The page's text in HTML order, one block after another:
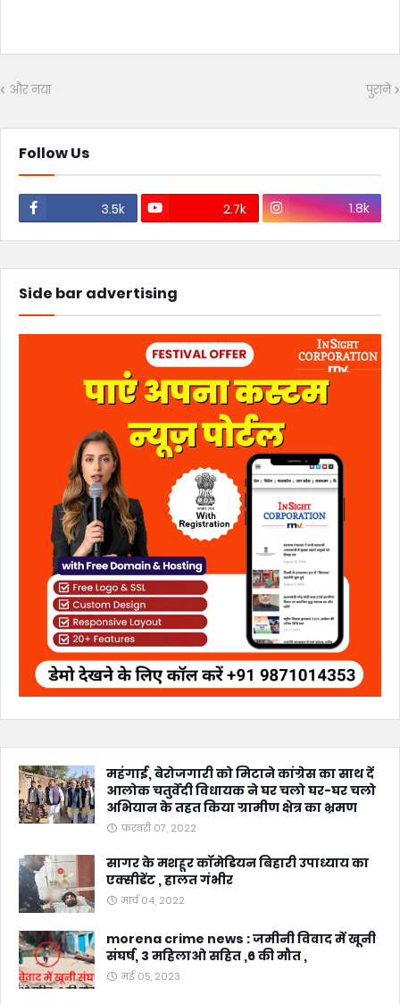
और नया पुराने
Follow Us
3.5k 2.7k 1.8k
Side bar advertising
महंगाई, बेरोजगारी को मिटाने कांग्रेस का साथ दें
आलोक चतुर्वेदी विधायक ने घर चलो घर-घर चलो
अभियान के तहत किया ग्रामीण क्षेत्र का भ्रमण
फ़रवरी 07, 2022
सागर के मशहूर कॉमेडियन बिहारी उपाध्याय का
एक्सीडेंट , हालत गंभीर
मार्च 04, 2022
morena crime news : जमीनी विवाद में खूनी
संघर्ष, 3 महिलाओ सहित ,6 की मौत ,
मई 05, 2023